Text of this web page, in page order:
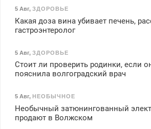
5 Авг, ЗДОРОВЬЕ
Какая доза вина убивает печень,
гастроэнтеролог
5 Авг, ЗДОРОВЬЕ
Стоит ли проверить родинки, если
пояснила волгоградский врач
5 Авг, НЕОБЫЧНОЕ
Необычный затюнингованный
продают в Волжском